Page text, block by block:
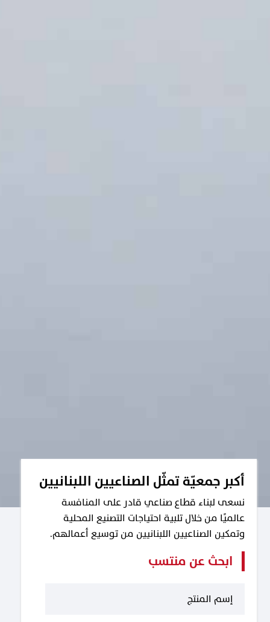
أكبر جمعيّة تمثّل الصناعيين اللبنانيين
نسعى لبناء قطاع صناعي قادر على المنافسة
عالميًا من خلال تلبية احتياجات التصنيع المحلية
وتمكين الصناعيين اللبنانيين من توسيع أعمالهم.
ابحث عن منتسب